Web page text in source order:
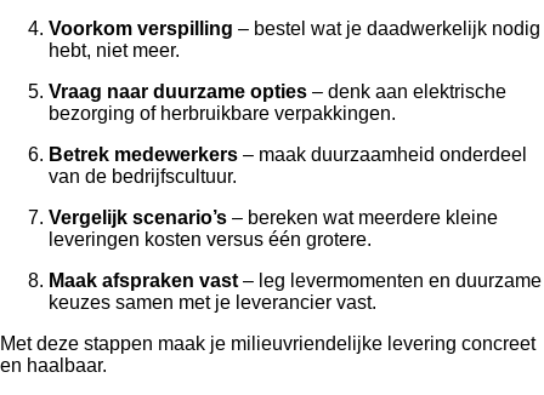
Voorkom verspilling – bestel wat je daadwerkelijk nodig
hebt, niet meer.
Vraag naar duurzame opties – denk aan elektrische
bezorging of herbruikbare verpakkingen.
Betrek medewerkers – maak duurzaamheid onderdeel
van de bedrijfscultuur.
Vergelijk scenario’s – bereken wat meerdere kleine
leveringen kosten versus één grotere.
Maak afspraken vast – leg levermomenten en duurzame
keuzes samen met je leverancier vast.
Met deze stappen maak je milieuvriendelijke levering concreet
en haalbaar.